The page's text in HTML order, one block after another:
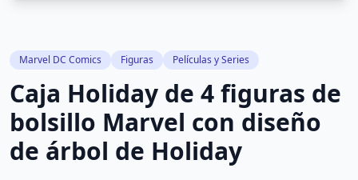
Marvel DC Comics Figuras Películas y Series
Caja Holiday de 4 figuras de
bolsillo Marvel con diseño
de árbol de Holiday